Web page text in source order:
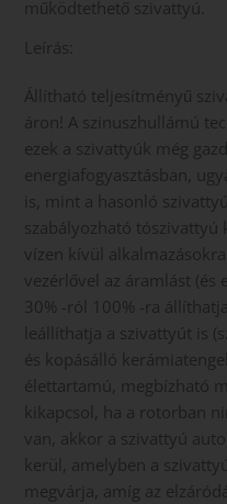
működtethető szivattyú.
Leírás:
Állítható teljesítményű
áron! A szinuszhullámú
ezek a szivattyúk még
energiafogyasztásban,
is, mint a hasonló
szabályozható tószivattyú
vízen kívül
vezérlővel az áramlást (és
30% -ról 100% -ra
leállíthatja a szivattyút is
és kopásálló
élettartamú, megbízható
kikapcsol, ha a rotorban
van, akkor a szivattyú
kerül, amelyben a
megvárja, amíg az